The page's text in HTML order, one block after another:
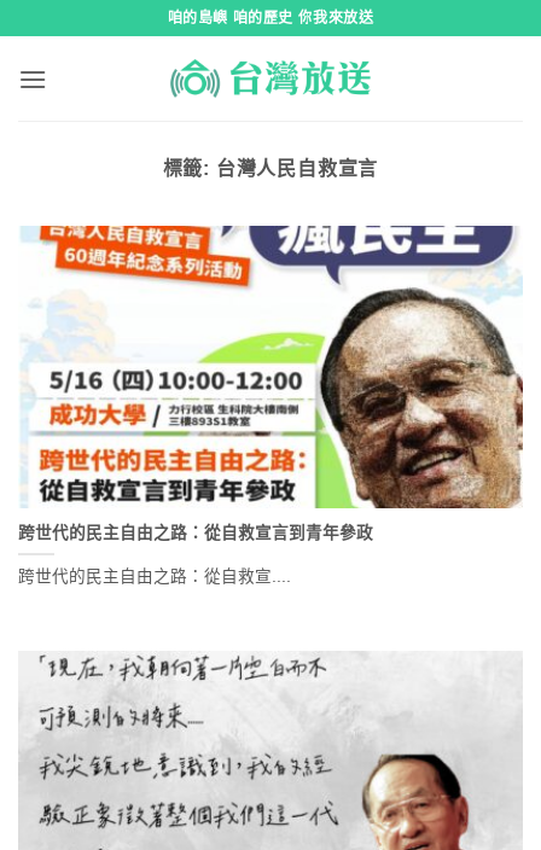
咱的島嶼 咱的歷史 你我來放送
標籤: 台灣人民自救宣言
跨世代的民主自由之路：從自救宣言到青年參政
跨世代的民主自由之路：從自救宣....